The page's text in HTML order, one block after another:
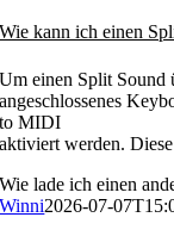
Wie kann ich einen
Um einen Split Sound
angeschlossenes
to MIDI
aktiviert werden.
Wie lade ich einen
Winni2026-07-